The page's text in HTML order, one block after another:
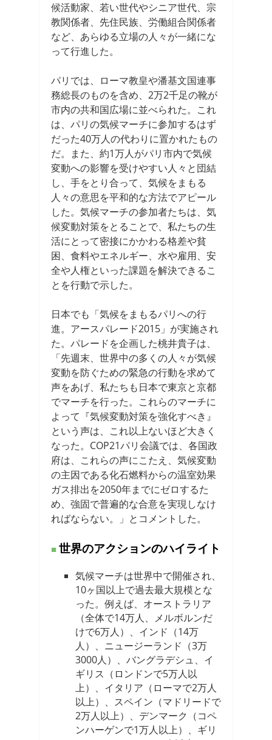
候活動家、若い世代やシニア世代、宗
教関係者、先住民族、労働組合関係者
など、あらゆる立場の人々が一緒にな
って行進した。
パリでは、ローマ教皇や潘基文国連事
務総長のものを含め、2万2千足の靴が
市内の共和国広場に並べられた。これ
は、パリの気候マーチに参加するはず
だった40万人の代わりに置かれたもの
だ。また、約1万人がパリ市内で気候
変動への影響を受けやすい人々と団結
し、手をとり合って、気候をまもる
人々の意思を平和的な方法でアピール
した。気候マーチの参加者たちは、気
候変動対策をとることで、私たちの生
活にとって密接にかかわる格差や貧
困、食料やエネルギー、水や雇用、安
全や人権といった課題を解決できるこ
とを行動で示した。
日本でも「気候をまもるパリへの行
進。アースパレード2015」が実施され
た。パレードを企画した桃井貴子は、
「先週末、世界中の多くの人々が気候
変動を防ぐための緊急の行動を求めて
声をあげ、私たちも日本で東京と京都
でマーチを行った。これらのマーチに
よって『気候変動対策を強化すべき』
という声は、これ以上ないほど大きく
なった。COP21パリ会議では、各国政
府は、これらの声にこたえ、気候変動
の主因である化石燃料からの温室効果
ガス排出を2050年までにゼロするた
め、強固で普遍的な合意を実現しなけ
ればならない。」とコメントした。
世界のアクションのハイライト
気候マーチは世界中で開催され、
10ヶ国以上で過去最大規模とな
った。例えば、オーストラリア
（全体で14万人、メルボルンだ
けで6万人）、インド（14万
人）、ニュージーランド（3万
3000人）、バングラデシュ、イ
ギリス（ロンドンで5万人以
上）、イタリア（ローマで2万人
以上）、スペイン（マドリードで
2万人以上）、デンマーク（コペ
ンハーゲンで1万人以上）、ギリ